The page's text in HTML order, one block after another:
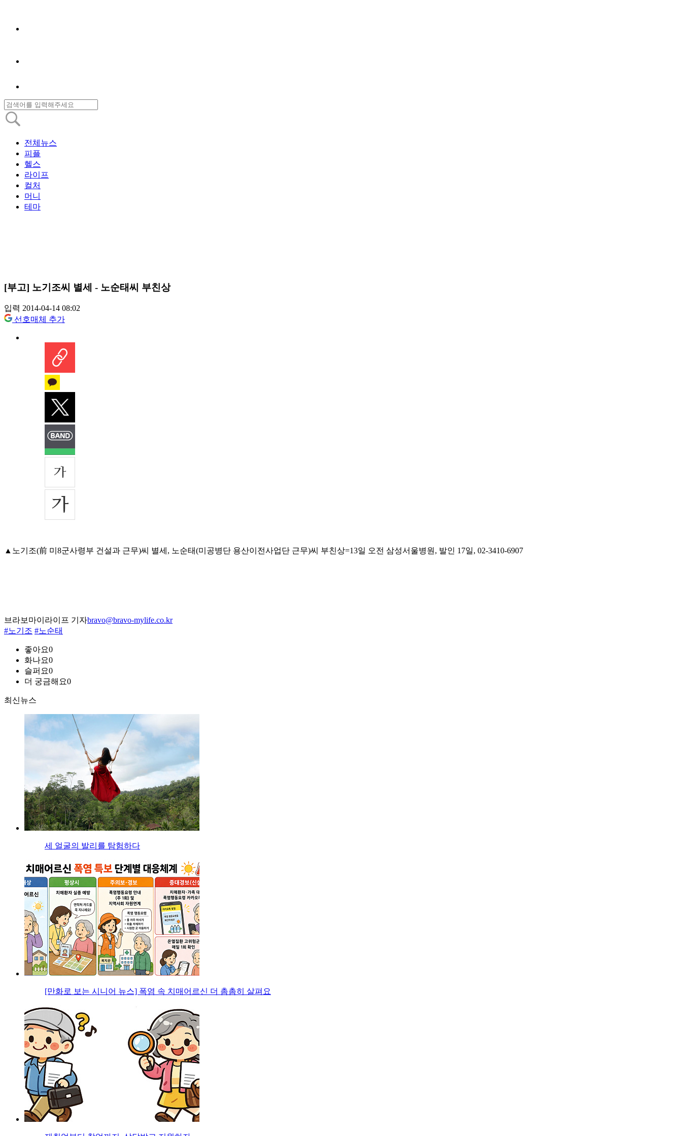
전체뉴스
피플
헬스
라이프
컬처
머니
테마
[부고] 노기조씨 별세 - 노순태씨 부친상
입력 2014-04-14 08:02
선호매체 추가
▲노기조(前 미8군사령부 건설과 근무)씨 별세, 노순태(미공병단 용산이전사업단 근무)씨 부친상=13일 오전 삼성서울병원, 발인 17일, 02-3410-6907
브라보마이라이프 기자bravo@bravo-mylife.co.kr
#노기조 #노순태
좋아요0
화나요0
슬퍼요0
더 궁금해요0
최신뉴스
세 얼굴의 발리를 탐험하다
[만화로 보는 시니어 뉴스] 폭염 속 치매어르신 더 촘촘히 살펴요